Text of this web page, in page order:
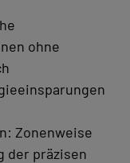
ohne
Zonenweise
der präzisen